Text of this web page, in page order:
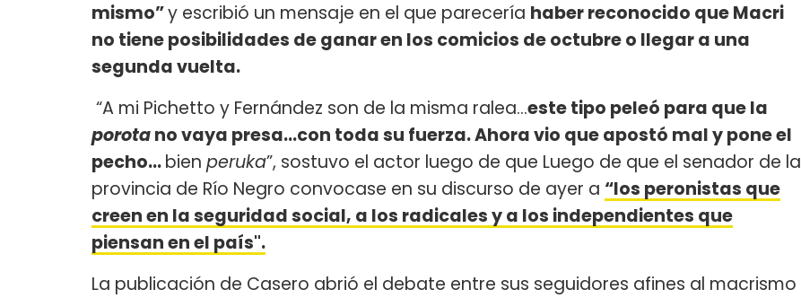
mismo”y escribió un mensaje en el que parecería haber reconocido que Macri
no tiene posibilidades de ganar en los comicios de octubre o llegar a una
segunda vuelta.
“A mi Pichetto y Fernández son de la misma ralea...este tipo peleó para que la
porotano vaya presa...con toda su fuerza. Ahora vio que apostó mal y pone el
pecho...bien peruka”, sostuvo el actor luego de que Luego de que el senador de la
provincia de Río Negro convocase en su discurso de ayer a “los peronistas que
creen en la seguridad social, a los radicales y a los independientes que
piensan en el país".
La publicación de Casero abrió el debate entre sus seguidores afines al macrismo